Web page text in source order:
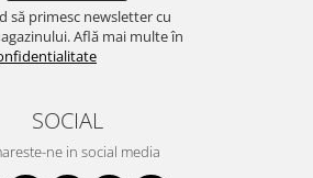
să primesc newsletter cu
Află mai multe în
SOCIAL
ne in social media